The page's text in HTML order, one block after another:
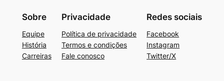
Sobre
Equipe
História
Carreiras
Privacidade
Política de privacidade
Termos e condições
Fale conosco
Redes sociais
Facebook
Instagram
Twitter/X